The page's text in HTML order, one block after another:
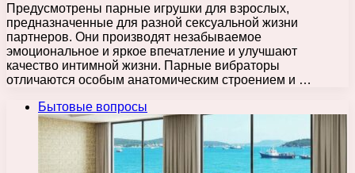
Предусмотрены парные игрушки для взрослых,
предназначенные для разной сексуальной жизни
партнеров. Они производят незабываемое
эмоциональное и яркое впечатление и улучшают
качество интимной жизни. Парные вибраторы
отличаются особым анатомическим строением и …
Бытовые вопросы